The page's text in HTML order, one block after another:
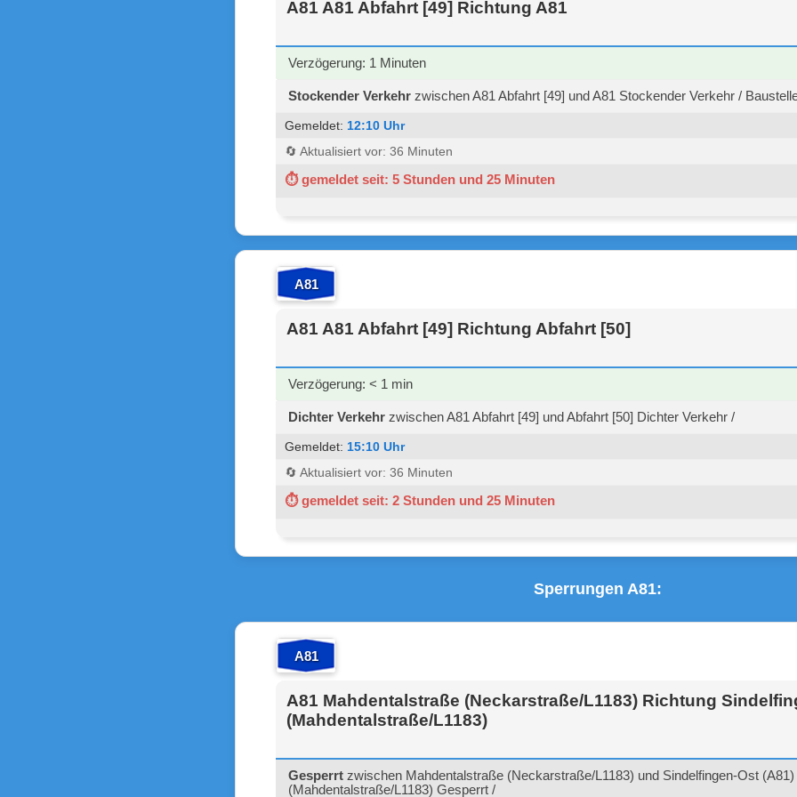
A81 A81 Abfahrt [49] Richtung A81
Verzögerung: 1 Minuten
Stockender Verkehr zwischen A81 Abfahrt [49] und A81 Stockender Verkehr /
Gemeldet: 12:10 Uhr
🔄 Aktualisiert vor: 36 Minuten
⏱ gemeldet seit: 5 Stunden und 25 Minuten
A81
A81 A81 Abfahrt [49] Richtung Abfahrt [50]
Verzögerung: < 1 min
Dichter Verkehr zwischen A81 Abfahrt [49] und Abfahrt [50] Dichter Verkehr /
Gemeldet: 15:10 Uhr
🔄 Aktualisiert vor: 36 Minuten
⏱ gemeldet seit: 2 Stunden und 25 Minuten
Sperrungen A81:
A81
A81 Mahdentalstraße (Neckarstraße/L1183) Richtung
(Mahdentalstraße/L1183)
Gesperrt zwischen Mahdentalstraße (Neckarstraße/L1183) und Sindelfingen-Ost (A81)
(Mahdentalstraße/L1183) Gesperrt /